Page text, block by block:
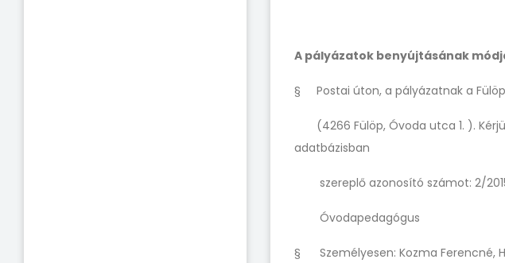
A pályázatok benyújtásának
§ Postai úton, a pályázatnak a
(4266 Fülöp, Óvoda utca 1. ).
adatbázisban
szereplő azonosító számot: 2/
Óvodapedagógus
§ Személyesen: Kozma Ferencné,